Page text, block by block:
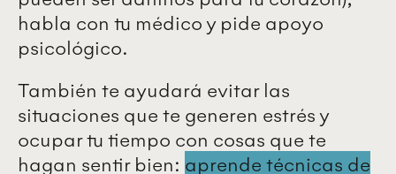
habla con tu médico y pide apoyo
psicológico.
También te ayudará evitar las
situaciones que te generen estrés y
ocupar tu tiempo con cosas que te
hagan sentir bien: aprende técnicas de